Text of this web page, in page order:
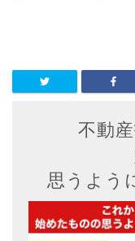
不動
思うよう